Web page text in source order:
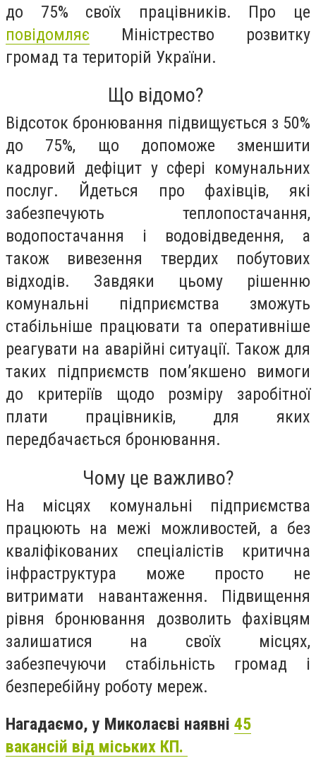
до 75% своїх працівників. Про це
повідомляє Міністрество розвитку
громад та територій України.
Що відомо?
Відсоток бронювання підвищується з 50%
до 75%, що допоможе зменшити
кадровий дефіцит у сфері комунальних
послуг. Йдеться про фахівців, які
забезпечують теплопостачання,
водопостачання і водовідведення, а
також вивезення твердих побутових
відходів. Завдяки цьому рішенню
комунальні підприємства зможуть
стабільніше працювати та оперативніше
реагувати на аварійні ситуації. Також для
таких підприємств пом’якшено вимоги
до критеріїв щодо розміру заробітної
плати працівників, для яких
передбачається бронювання.
Чому це важливо?
На місцях комунальні підприємства
працюють на межі можливостей, а без
кваліфікованих спеціалістів критична
інфраструктура може просто не
витримати навантаження. Підвищення
рівня бронювання дозволить фахівцям
залишатися на своїх місцях,
забезпечуючи стабільність громад і
безперебійну роботу мереж.
Нагадаємо, у Миколаєві наявні 45
вакансій від міських КП.